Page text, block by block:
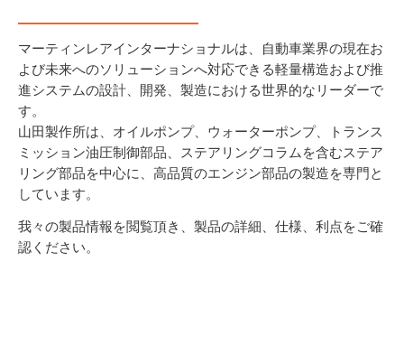
マーティンレアインターナショナルは、自動車業界の現在お
よび未来へのソリューションへ対応できる軽量構造および推
進システムの設計、開発、製造における世界的なリーダーで
す。
山田製作所は、オイルポンプ、ウォーターポンプ、トランス
ミッション油圧制御部品、ステアリングコラムを含むステア
リング部品を中心に、高品質のエンジン部品の製造を専門と
しています。
我々の製品情報を閲覧頂き、製品の詳細、仕様、利点をご確
認ください。